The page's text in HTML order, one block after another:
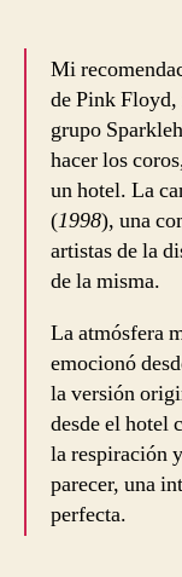
Mi
de Pink
grupo
hacer los
un hotel. La
(1998), una
artistas de la
de la misma.
La atmósfera
emocionó
la versión
desde el hotel
la respiración
parecer, una
perfecta.